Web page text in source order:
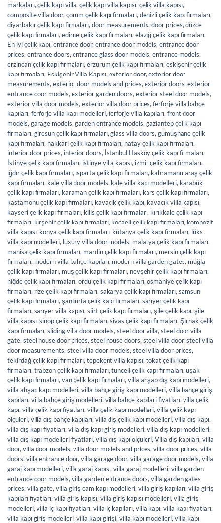
markaları,çelik kapı villa,çelik kapı villa kapısı,çelik villa kapısı,
composite villa door,çorum çelik kapı firmaları,denizli çelik kapı firmaları,
diyarbakır çelik kapı firmaları,door measurements,door prices,düzce
çelik kapı firmaları,edirne çelik kapı firmaları,elazığ çelik kapı firmaları,
En iyi çelik kapı,entrance door,entrance door models,entrance door
prices,entrance doors,entrance glass door models,entrance models,
erzincan çelik kapı firmaları,erzurum çelik kapı firmaları,eskişehir çelik
kapı firmaları, Eskişehir Villa Kapısı,exterior door,exterior door
measurements,exterior door models and prices,exterior doors,exterior
entrance door models,exterior garden doors,exterior steel door models,
exterior villa door models,exterior villa door prices,ferforje villa bahçe
kapıları,ferforje villa kapı modelleri,ferforje villa kapıları,front door
models,garage models,garden entrance models,gaziantep çelik kapı
firmaları,giresun çelik kapı firmaları,glass villa doors,gümüşhane çelik
kapı firmaları, hakkari çelik kapı firmaları, hatay çelik kapı firmaları,
interior door prices, interior doors, İstanbul Hasköy çelik kapı firmaları,
İstinye çelik kapı firmaları, istinye villa kapısı, izmir çelik kapı firmaları,
ığdır çelik kapı firmaları, ısparta çelik kapı firmaları, kahramanmaraş çelik
kapı firmaları, kale villa door models, kale villa kapı modelleri, karabük
çelik kapı firmaları, karaman çelik kapı firmaları, kars çelik kapı firmaları,
kastamonu çelik kapı firmaları, kavacık çelik kapı, kavacık villa kapısı,
kayseri çelik kapı firmaları, kilis çelik kapı firmaları, kırıkkale çelik kapı
firmaları, kırşehir çelik kapı firmaları, kocaeli çelik kapı firmaları, kompozit
villa kapısı, konya çelik kapı firmaları, kütahya çelik kapı firmaları, lüks
villa kapı modelleri, luxury villa door models, malatya çelik kapı firmaları,
manisa çelik kapı firmaları, mardin çelik kapı firmaları, mersin çelik kapı
firmaları, modern villa bahçe kapıları, modern villa garden gates, muğla
çelik kapı firmaları, muş çelik kapı firmaları, nevşehir çelik kapı firmaları,
niğde çelik kapı firmaları,ordu çelik kapı firmaları,osmaniye çelik kapı
firmaları, rize çelik kapı firmaları,sakarya çelik kapı firmaları,samsun
çelik kapı firmaları,şanlıurfa çelik kapı firmaları,sarıyer çelik kapı
firmaları,sarıyer villa kapısı,siirt çelik kapı firmaları,şile çelik kapı,şile
villa kapısı,sinop çelik kapı firmaları,sivas çelik kapı firmaları,Şırnak çelik
kapı firmaları,sliding villa door models,steel door villa,steel door villa
gate,steel house door prices,steel house doors,steel villa door,steel villa
door measurements,steel villa door models,steel villa door prices,
tekirdağ çelik kapı firmaları,tepekent villa kapısı,tokat çelik kapı
firmaları,trabzon çelik kapı firmaları,tunceli çelik kapı firmaları,uşak
çelik kapı firmaları,van çelik kapı firmaları,villa ahşap dış kapı modelleri,
villa ahşap kapı modelleri,villa bahçe giriş kapı modelleri,villa bahçe giriş
kapıları,villa bahçe giriş modelleri,villa bahçe kapilari fiyatları,villa çelik
kapı,villa çelik kapı fiyatları,villa çelik kapı modelleri,villa çelik kapı
ölçüleri,villa dış bahçe kapıları,villa dış çelik kapı modelleri,villa dış kapı,
villa dış kapı fiyatları,villa dış kapı giriş modelleri,villa dış kapı modelleri,
villa dış kapı modelleri fiyatları,villa dış kapı ölçüleri,Villa dış kapıları,villa
door,villa door models,villa door models and prices,villa door prices,villa
doors,villa entrance door,villa garage door,villa garage door models,villa
garaj kapı modelleri,villa garaj kapısı,villa garaj modelleri,villa garden
entrance door models,villa garden entrance doors,villa garden gates
prices,villa gate,villa giriş cam kapı modelleri,villa giriş kapıları,villa giriş
kapıları fiyatları,villa giriş kapısı,villa giriş kapısı modelleri,villa giriş
modelleri,villa iç kapı fiyatları,villa iç kapıları,villa kapı,villa kapı fiyatları,
villa kapı giriş modelleri,villa kapı girişi,villa kapı modelleri,villa kapı